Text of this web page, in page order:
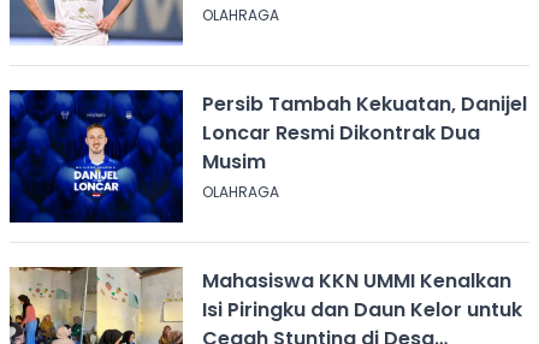
OLAHRAGA
Persib Tambah Kekuatan, Danijel
Loncar Resmi Dikontrak Dua
Musim
OLAHRAGA
Mahasiswa KKN UMMI Kenalkan
Isi Piringku dan Daun Kelor untuk
Cegah Stunting di Desa